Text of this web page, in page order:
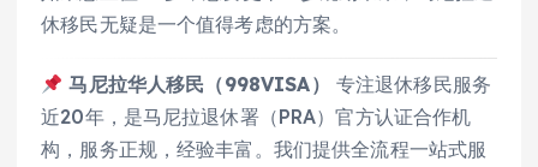
休移民无疑是一个值得考虑的方案。
马尼拉华人移民（998VISA）
专注退休移民服务
近20年，是马尼拉退休署（PRA）官方认证合作机
构，服务正规，经验丰富。我们提供全流程一站式服